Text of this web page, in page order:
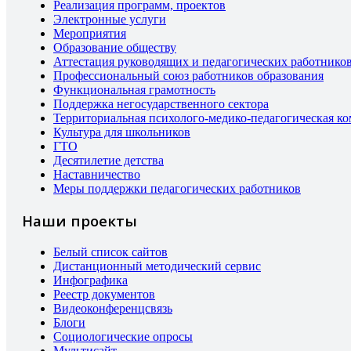
Реализация программ, проектов
Электронные услуги
Мероприятия
Образование обществу
Аттестация руководящих и педагогических работников
Профессиональный союз работников образования
Функциональная грамотность
Поддержка негосударственного сектора
Территориальная психолого-медико-педагогическая
Культура для школьников
ГТО
Десятилетие детства
Наставничество
Меры поддержки педагогических работников
Наши проекты
Белый список сайтов
Дистанционный методический сервис
Инфографика
Реестр документов
Видеоконференцсвязь
Блоги
Социологические опросы